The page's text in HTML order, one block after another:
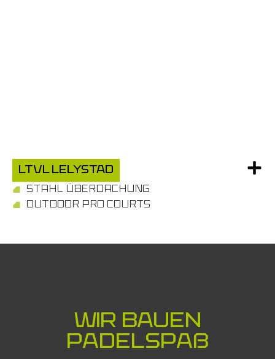
LTVL Lelystad
STAHL ÜBERDACHUNG
OUTDOOR PRO COURTS
Wir bauen
Padelspaß